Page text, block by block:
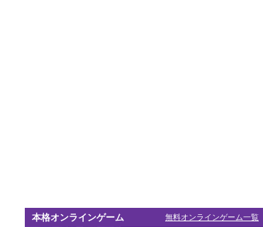
無料オンラインゲーム一覧
本格オンラインゲーム